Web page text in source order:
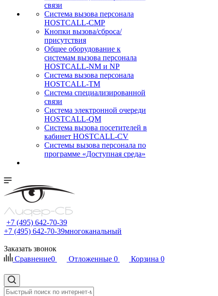
связи
Cистема вызова персонала
HOSTCALL-CMP
Кнопки вызова/сброса/
присутствия
Общее оборудование к
системам вызова персонала
HOSTCALL-NM и NP
Система вызова персонала
HOSTCALL-TM
Система специализированной
связи
Система электронной очереди
HOSTCALL-QM
Cистема вызова посетителей в
кабинет HOSTCALL-CV
Системы вызова персонала по
программе «Доступная среда»
+7 (495) 642-70-39
+7 (495) 642-70-39многоканальный
Заказать звонок
Сравнение0 Отложенные 0 Корзина 0